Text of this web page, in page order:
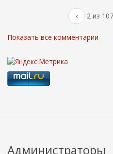
‹ 2 из
Показать все комментарии
Администраторы